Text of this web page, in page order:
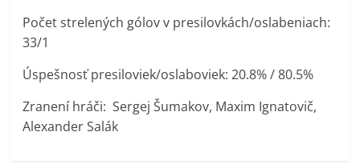
Počet strelených gólov v presilovkách/oslabeniach:
33/1
Úspešnosť presiloviek/oslaboviek: 20.8% / 80.5%
Zranení hráči: Sergej Šumakov, Maxim Ignatovič,
Alexander Salák